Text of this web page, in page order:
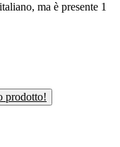
ma è presente 1
prodotto!